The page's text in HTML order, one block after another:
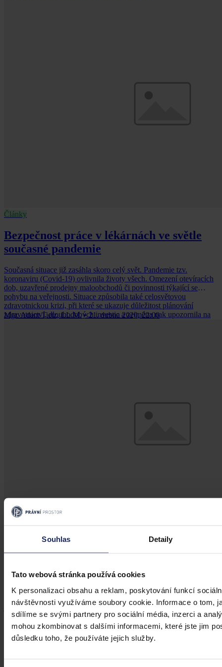
Souhlas Detaily
Tato webová stránka používá cookies
K personalizaci obsahu a reklam, poskytování funkcí
návštěvnosti využíváme soubory cookie. Informace o tom,
sdílíme se svými partnery pro sociální média, inzerci a
mohou zkombinovat s dalšími informacemi, které jste jim
důsledku toho, že používáte jejich služby.
Články
Bezpečnost práce v lékárnách ve světle
současné pandemie
Současná situace již zasáhla skoro celý svět. Pandemie tzv.
koronaviru (Covid-19) ovlivnila životy všech. Omezení otevíracích
dob, uzavřené prodejny maloobchodů či povinnosti týkající se
pohybu na veřejnosti. Situace způsobila také celosvětovou
zdravotnickou krizi, při které se ukazuje důležitost plánování
zdravotnictví, dlouhodobých investic a zejména pak upozornila na
Mgr. Adam Tietz, LL.M. • 21. dubna 2020, 22:00
Dopady šíření koronaviru (COVID-19) na
zaměstnavatele
Sdělovací prostředky jsou v současné době plné zpráv o šíření tzv.
koronaviru (přesněji COVID-19) po světě. Virus se nyní vyskytuje
již i na evropském kontinentu a prognózy hovoří o jeho dalším
šíření. Cílem tohoto článku není šířit paniku, ale poskytnout základní
pohled na problematiku šíření viru z pohledu zaměstnavatele ve
vztahu k jeho zaměstnancům a nastínit, co mohou čeští
zaměstnavatelé dělat pro to, aby minimalizovali rizika zavlečení viru
Mgr. Jakub Málek • 1. března 2020, 23:00